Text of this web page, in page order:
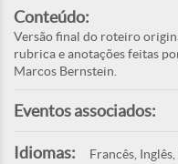
Conteúdo:
Versão final do roteiro
rubrica e anotações feitas
Marcos Bernstein.
Eventos associados:
Idiomas: Francês,